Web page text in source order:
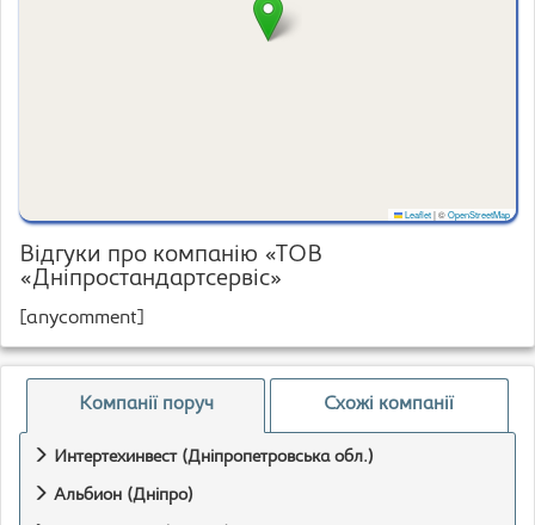
Leaflet|©OpenStreetMap
Відгуки про компанію «ТОВ
«Дніпростандартсервіс»
[anycomment]
Компанії поруч Схожі компанії
Интертехинвест (Дніпропетровська обл.)
Альбион (Дніпро)